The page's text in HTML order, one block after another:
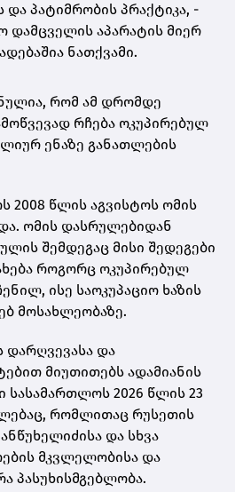
და პატიმრობის პრაქტიკა, -
დამცველის აპარატის მიერ
ნათქვამი.
რომ ამ დრომდე
რჩება ოკუპირებულ
ენაზე განათლების
2008 წლის აგვისტოს ომის
ომის დასრულებიდან
შემდეგაც მისი შედეგები
როგორც ოკუპირებულ
ისე საოკუპაციო ხაზის
მოსახლეობაზე.
და
მიუთითებს ადამიანის
2026 წლის 23
რომლითაც რუსეთის
და სხვა
მკვლელობისა და
პასუხისმგებლობა.